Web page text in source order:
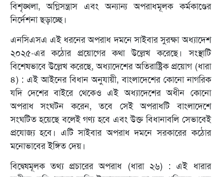
বিশৃঙ্খলা, অগ্নিসন্ত্রাস এবং অন্যান্য অপরাধমূলক কর্মকাণ্ডের
নির্দেশনা ছড়াচ্ছে।
এনসিএসএ এই ধরনের অপরাধ দমনে সাইবার সুরক্ষা অধ্যাদেশ
২০২৫-এর কঠোর প্রয়োগের কথা উল্লেখ করেছে। সংস্থাটি
বিশেষভাবে উল্লেখ করেছে, অধ্যাদেশের অতিরাষ্ট্রিক প্রয়োগ (ধারা
৪) : এই আইনের বিধান অনুযায়ী, বাংলাদেশের কোনো নাগরিক
যদি দেশের বাইরে থেকেও এই অধ্যাদেশের অধীন কোনো
অপরাধ সংঘটন করেন, তবে সেই অপরাধটি বাংলাদেশে
সংঘটিত হয়েছে বলেই গণ্য হবে এবং উক্ত বিধানাবলি সেভাবেই
প্রযোজ্য হবে। এটি সাইবার অপরাধ দমনে সরকারের কঠোর
মনোভাবের ইঙ্গিত দেয়।
বিদ্বেষমূলক তথ্য প্রচারের অপরাধ (ধারা ২৬) : এই ধারার